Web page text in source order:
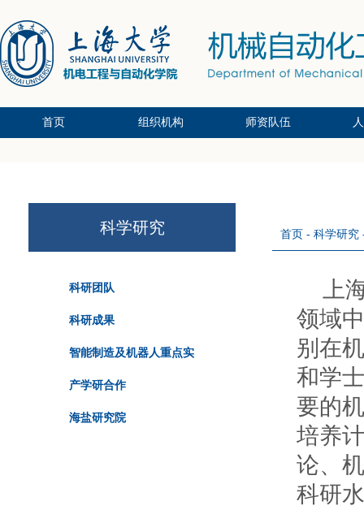
首页 组织机构 师资队伍
科学研究
科研团队
科研成果
智能制造及机器人重点实
验室
产学研合作
海盐研究院
首页 - 科学研究
上
领域
别在
和学
要的
培养
论、
科研